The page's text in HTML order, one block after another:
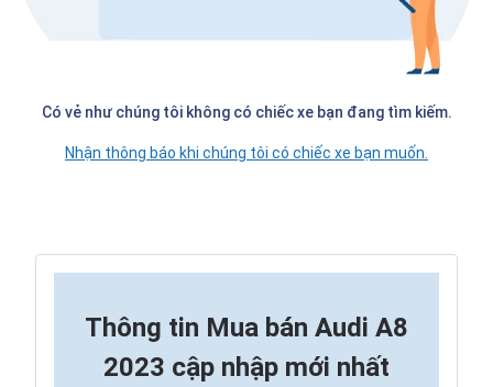
Có vẻ như chúng tôi không có chiếc xe bạn đang tìm kiếm.
Nhận thông báo khi chúng tôi có chiếc xe bạn muốn.
Thông tin Mua bán Audi A8
2023 cập nhập mới nhất